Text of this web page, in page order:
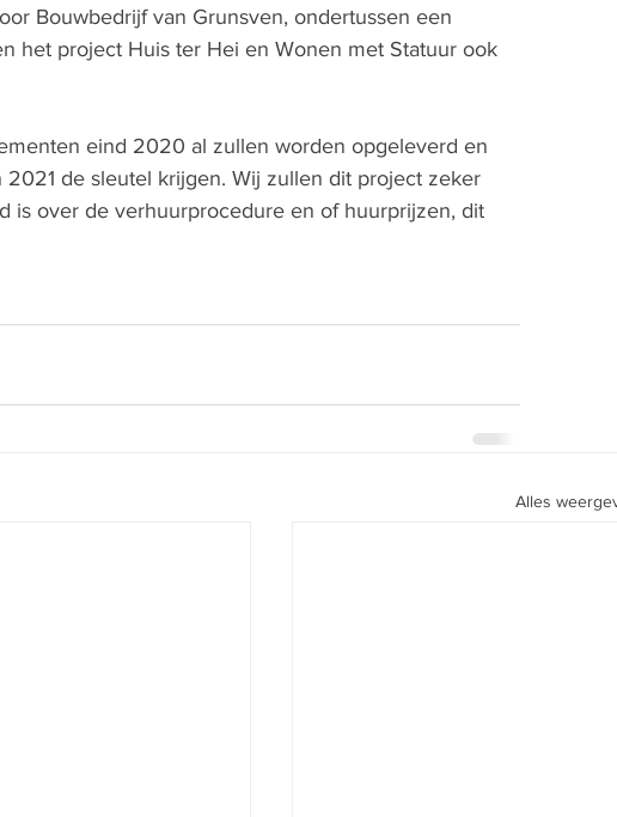
Bouwbedrijf van Grunsven, ondertussen een
het project Huis ter Hei en Wonen met Statuur ook
eind 2020 al zullen worden opgeleverd en
de sleutel krijgen. Wij zullen dit project zeker
is over de verhuurprocedure en of huurprijzen, dit
Alles